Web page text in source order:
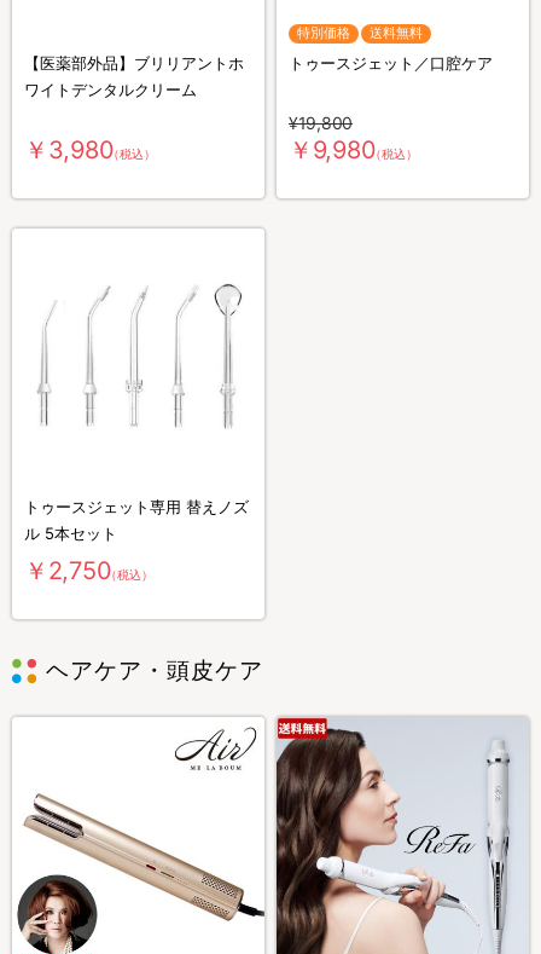
【医薬部外品】ブリリアントホ
ワイトデンタルクリーム
￥3,980（税込）
特別価格 送料無料
トゥースジェット／口腔ケア
¥19,800
￥9,980（税込）
トゥースジェット専用 替えノズ
ル 5本セット
￥2,750（税込）
ヘアケア・頭皮ケア